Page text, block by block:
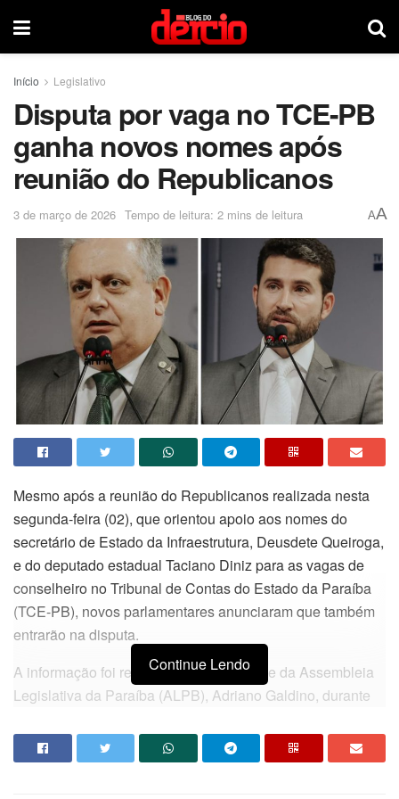
Início Legislativo
Disputa por vaga no TCE-PB
ganha novos nomes após
reunião do Republicanos
3 de março de 2026 Tempo de leitura: 2 mins de leitura AA
Mesmo após a reunião do Republicanos realizada nesta
segunda-feira (02), que orientou apoio aos nomes do
secretário de Estado da Infraestrutura, Deusdete Queiroga,
e do deputado estadual Taciano Dinizpara as vagas de
conselheiro no Tribunal de Contas do Estado da Paraíba
(TCE-PB), novos parlamentares anunciaram que também
entrarão na disputa.
A informação foi revelada pelo presidente da Assembleia
Legislativa da Paraíba (ALPB), Adriano Galdino, durante
Segundo Galdino, os deputados
Michel Henrique e
Bosco
Continue Lendo